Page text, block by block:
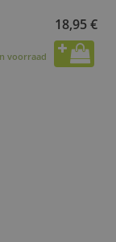
18,95 €
voorraad